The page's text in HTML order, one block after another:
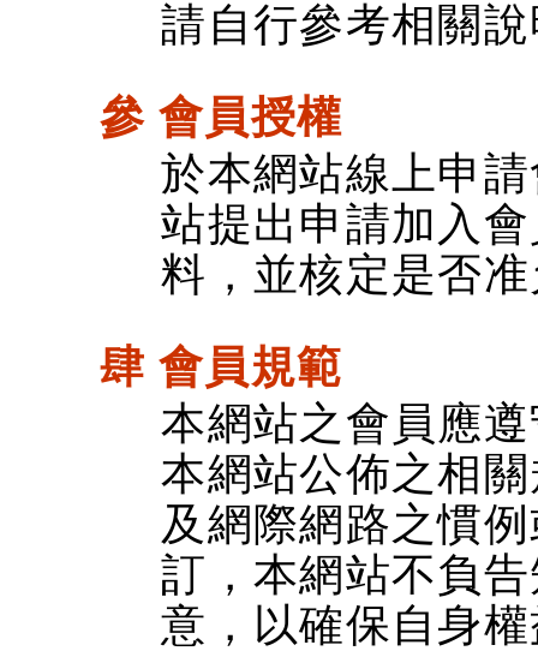
請自行參考相關
參 會員授權
於本網站線上申
站提出申請加入
料，並核定是否
肆 會員規範
本網站之會員應
本網站公佈之相
及網際網路之慣
訂，本網站不負
意，以確保自身